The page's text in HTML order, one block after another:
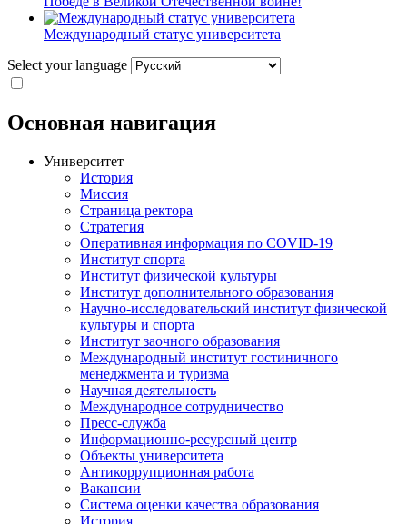
Международный статус университета
Select your language
Основная навигация
Университет
История
Миссия
Страница ректора
Стратегия
Оперативная информация по COVID-19
Институт спорта
Институт физической культуры
Институт дополнительного образования
Научно-исследовательский институт физической
культуры и спорта
Институт заочного образования
Международный институт гостиничного
менеджмента и туризма
Научная деятельность
Международное сотрудничество
Пресс-служба
Информационно-ресурсный центр
Объекты университета
Антикоррупционная работа
Вакансии
Система оценки качества образования